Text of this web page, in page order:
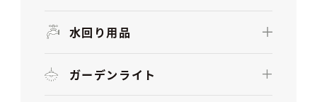
水回り用品
ガーデンライト